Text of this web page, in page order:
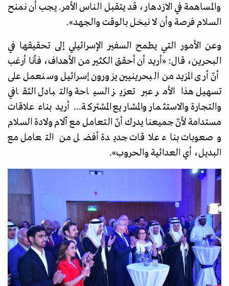
والمساهمة في الازدهار، قد يتقبل الناس الأمر. يجب أن نمنح
السلام فرصة وأن لا نبخل بالوقت والجهد»
.
وعن الأمور التي يطمح السفير الإسرائيلي إلى تحقيقها في
البحرين، قال:«أريد أن أحقق الكثير من الأهداف، فأنا أرغب
أنّ أرى المزيد من البحرينيين يزورون إسرائيل وسنعمل على
تسهيل هذا الأمر عبر تعزيز السياحة والتبادل الثقافي
والتجارة والاستثمار والمشاريع المشتركة... أريد بناء علاقات
مستدامة لأنّ جميعنا يدرك أنّ التعامل مع آلام ولادة السلام
وصعوبات بناء علاقات جديدة أفضل من التعامل مع
البديل، أي العدائية والحروب»
.